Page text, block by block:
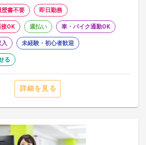
歴書不要 即日勤務
OK 週払い 車・バイク通勤OK
入 未経験・初心者歓迎
る
詳細を見る